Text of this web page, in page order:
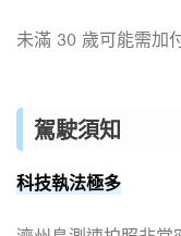
未滿 30 歲可能需加
駕駛須知
科技執法極多